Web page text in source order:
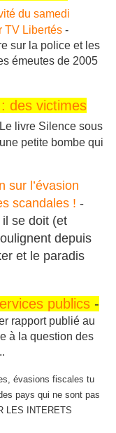
du samedi
TV Libertés -
sur la police et les
émeutes de 2005
des victimes
Le livre Silence sous
petite bombe qui
sur l’évasion
scandales ! -
se doit (et
depuis
et le paradis
publics -
rapport publié au
à la question des
évasions fiscales tu
pays qui ne sont pas
LES INTERETS